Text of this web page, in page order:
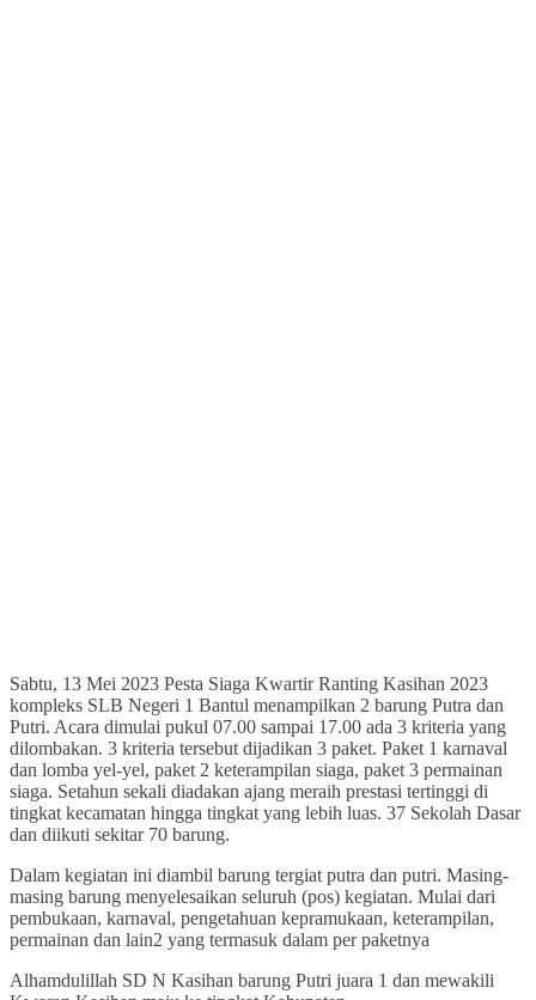
Sabtu, 13 Mei 2023 Pesta Siaga Kwartir Ranting Kasihan 2023
kompleks SLB Negeri 1 Bantul menampilkan 2 barung Putra dan
Putri. Acara dimulai pukul 07.00 sampai 17.00 ada 3 kriteria yang
dilombakan. 3 kriteria tersebut dijadikan 3 paket. Paket 1 karnaval
dan lomba yel-yel, paket 2 keterampilan siaga, paket 3 permainan
siaga. Setahun sekali diadakan ajang meraih prestasi tertinggi di
tingkat kecamatan hingga tingkat yang lebih luas. 37 Sekolah Dasar
dan diikuti sekitar 70 barung.
Dalam kegiatan ini diambil barung tergiat putra dan putri. Masing-
masing barung menyelesaikan seluruh (pos) kegiatan. Mulai dari
pembukaan, karnaval, pengetahuan kepramukaan, keterampilan,
permainan dan lain2 yang termasuk dalam per paketnya
Alhamdulillah SD N Kasihan barung Putri juara 1 dan mewakili